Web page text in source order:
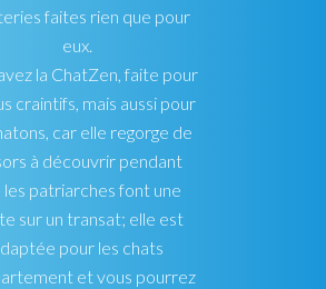
faites rien que pour
eux.
la ChatZen, faite pour
craintifs, mais aussi pour
car elle regorge de
à découvrir pendant
les patriarches font une
sur un transat; elle est
pour les chats
et vous pourrez